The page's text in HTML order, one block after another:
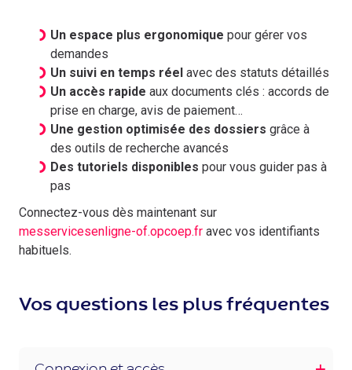
Un espace plus ergonomique pour gérer vos
demandes
Un suivi en temps réel avec des statuts détaillés
Un accès rapide aux documents clés : accords de
prise en charge, avis de paiement…
Une gestion optimisée des dossiers grâce à
des outils de recherche avancés
Des tutoriels disponibles pour vous guider pas à
pas
Connectez-vous dès maintenant sur
messervicesenligne-of.opcoep.fr avec vos identifiants
habituels.
Vos questions les plus fréquentes